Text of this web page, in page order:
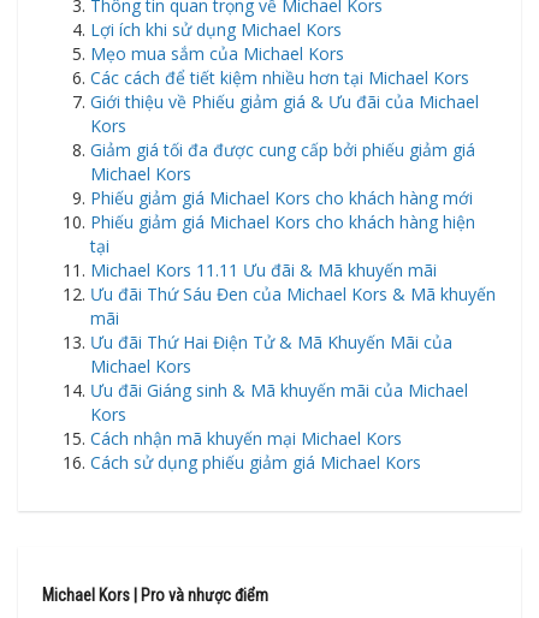
Thông tin quan trọng về Michael Kors
Lợi ích khi sử dụng Michael Kors
Mẹo mua sắm của Michael Kors
Các cách để tiết kiệm nhiều hơn tại Michael Kors
Giới thiệu về Phiếu giảm giá & Ưu đãi của Michael
Kors
Giảm giá tối đa được cung cấp bởi phiếu giảm giá
Michael Kors
Phiếu giảm giá Michael Kors cho khách hàng mới
Phiếu giảm giá Michael Kors cho khách hàng hiện
tại
Michael Kors 11.11 Ưu đãi & Mã khuyến mãi
Ưu đãi Thứ Sáu Đen của Michael Kors & Mã khuyến
mãi
Ưu đãi Thứ Hai Điện Tử & Mã Khuyến Mãi của
Michael Kors
Ưu đãi Giáng sinh & Mã khuyến mãi của Michael
Kors
Cách nhận mã khuyến mại Michael Kors
Cách sử dụng phiếu giảm giá Michael Kors
Michael Kors | Pro và nhược điểm